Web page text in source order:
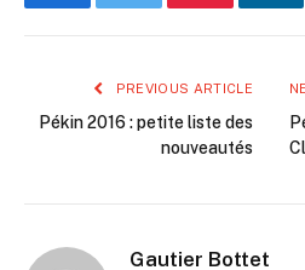
FacebookTwitter Pinterest
PREVIOUS ARTICLE
Pékin 2016 : petite liste des
nouveautés
Gautier Bottet